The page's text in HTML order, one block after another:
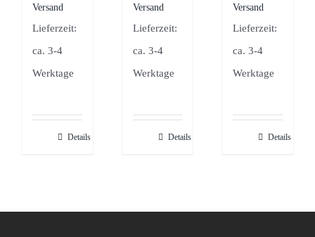
Versand
Lieferzeit:
ca. 3-4
Werktage
Details
Versand
Lieferzeit:
ca. 3-4
Werktage
Details
Versand
Lieferzeit:
ca. 3-4
Werktage
Details